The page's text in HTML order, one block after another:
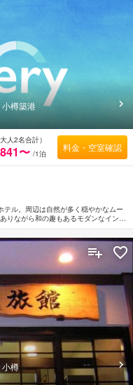
ル。周辺は自然が多く穏やかなムー
りながら和の趣もあるモダンなインテ
ともに螢をイメージした幻想的なイル
ができる。北海道3大夜景のひとつ
オタモイ海岸」へは車で約40分。
小樽築港
人2名合計）
〜 /1泊
料金・空室確認
小樽